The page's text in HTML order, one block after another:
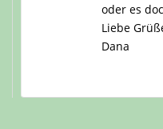
oder es
Liebe
Dana